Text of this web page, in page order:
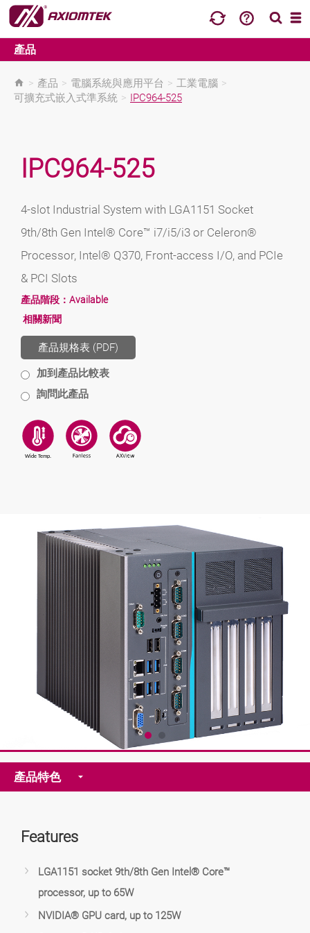
產品
> 產品 > 電腦系統與應用平台 > 工業電腦 >
可擴充式嵌入式準系統 > IPC964-525
IPC964-525
4-slot Industrial System with LGA1151 Socket
9th/8th Gen Intel® Core™ i7/i5/i3 or Celeron®
Processor, Intel® Q370, Front-access I/O, and PCIe
& PCI Slots
產品階段： Available
相關新聞
產品規格表 (PDF)
加到產品比較表
詢問此產品
產品特色
Features
LGA1151 socket 9th/8th Gen Intel® Core™
processor, up to 65W
NVIDIA® GPU card, up to 125W